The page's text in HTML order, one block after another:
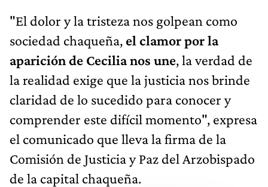
"El dolor y la tristeza nos golpean como
sociedad chaqueña, el clamor por la
aparición de Cecilia nos une, la verdad de
la realidad exige que la justicia nos brinde
claridad de lo sucedido para conocer y
comprender este difícil momento", expresa
el comunicado que lleva la firma de la
Comisión de Justicia y Paz del Arzobispado
de la capital chaqueña.